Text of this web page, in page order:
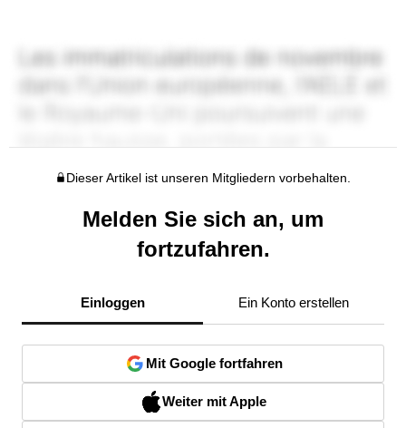
Dieser Artikel ist unseren Mitgliedern vorbehalten.
Melden Sie sich an, um
fortzufahren.
Einloggen Ein Konto erstellen
Mit Google fortfahren
Weiter mit Apple